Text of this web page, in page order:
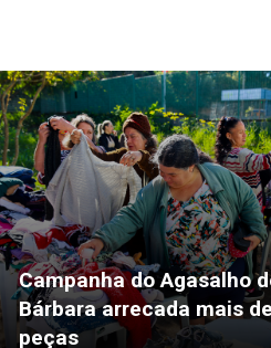
Campanha do Agasalho
Bárbara arrecada mais
peças